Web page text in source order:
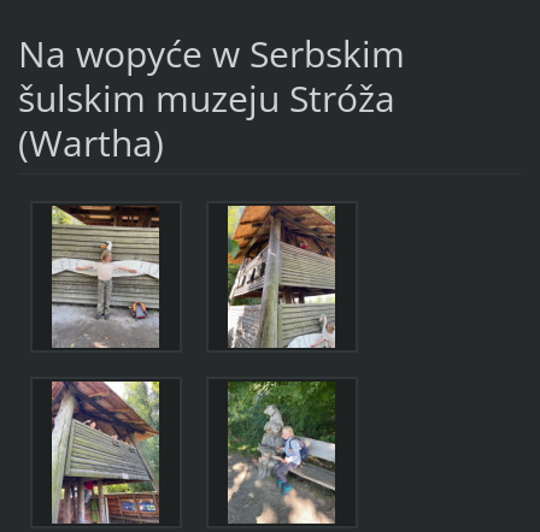
Na wopyće w Serbskim
šulskim muzeju Stróža
(Wartha)